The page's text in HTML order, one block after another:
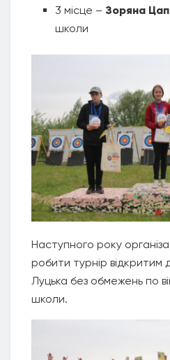
3 місце –Зоряна
школи
Наступного року
робити турнір відкритим
Луцька без обмежень по
школи.